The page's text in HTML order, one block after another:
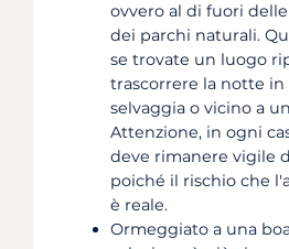
ovvero al di fuori
dei parchi naturali.
se trovate un luogo
trascorrere la notte in
selvaggia o vicino a
Attenzione, in ogni
deve rimanere vigile
poiché il rischio che
è reale.
Ormeggiato a una